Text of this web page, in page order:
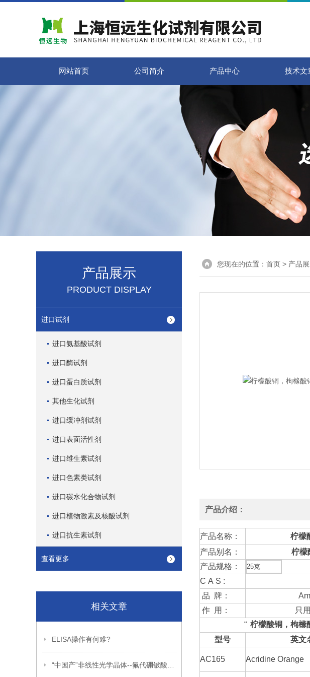
网站首页 公司简介 产品中心 技术文
产品展示
PRODUCT DISPLAY
进口试剂
进口氨基酸试剂
进口酶试剂
进口蛋白质试剂
其他生化试剂
进口缓冲剂试剂
进口表面活性剂
进口维生素试剂
进口色素类试剂
进口碳水化合物试剂
进口植物激素及核酸试剂
进口抗生素试剂
查看更多
相关文章
ELISA操作有何难?
您现在的位置： 首页 > 产品
产品介绍：
产品名称：
柠檬
产品别名：
柠檬
产品规格：
25克
C A S :
品 牌：
作 用：
只
“ 柠檬酸铜，枸橼
型号
英文
AC165 Acridine Orange